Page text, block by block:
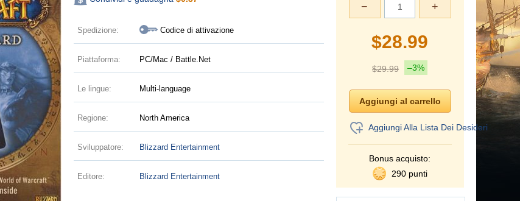
Spedizione: Codice di attivazione
Piattaforma: PC/Mac / Battle.Net
Le lingue: Multi-language
Regione: North America
Sviluppatore: Blizzard Entertainment
Editore: Blizzard Entertainment
+
−
$28.99
$29.99 –3%
Aggiungi Alla Lista Dei Desideri
Bonus acquisto:
290 punti